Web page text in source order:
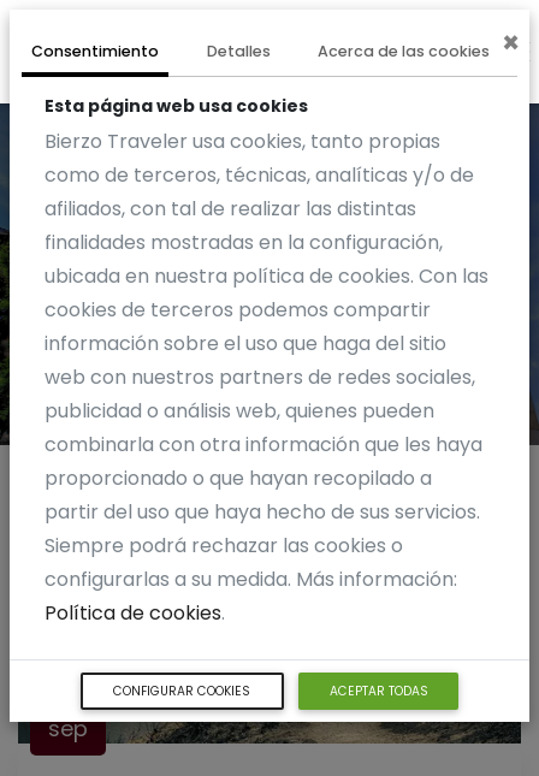
EXPERIENCIA 0
Blog
sep
×
Consentimiento Detalles Acerca de las cookies
Esta página web usa cookies
Bierzo Traveler usa cookies, tanto propias
como de terceros, técnicas, analíticas y/o de
afiliados, con tal de realizar las distintas
finalidades mostradas en la configuración,
ubicada en nuestra política de cookies. Con las
cookies de terceros podemos compartir
información sobre el uso que haga del sitio
web con nuestros partners de redes sociales,
publicidad o análisis web, quienes pueden
combinarla con otra información que les haya
proporcionado o que hayan recopilado a
partir del uso que haya hecho de sus servicios.
Siempre podrá rechazar las cookies o
configurarlas a su medida. Más información:
Política de cookies.
CONFIGURAR COOKIES ACEPTAR TODAS